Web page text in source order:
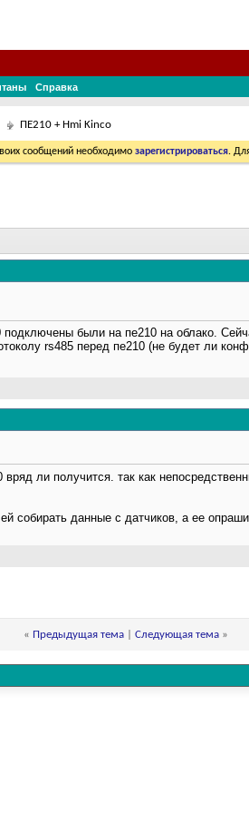
Справка
ПЕ210 + Hmi Kinco
сообщений необходимо зарегистрироваться.
были на пе210 на облако.
rs485 перед пе210 (не будет ли
вряд ли получится. так как
собирать данные с датчиков, а ее
« Предыдущая тема Следующая тема »